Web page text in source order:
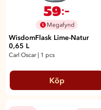
59:-
Megafynd
WisdomFlask Lime-Natur
0,65 L
Carl Oscar | 1 pcs
Köp